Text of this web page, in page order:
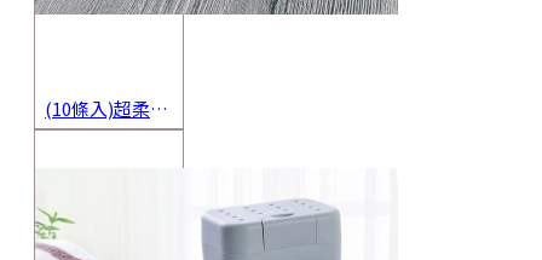
(10條入)超柔軟抹布 不沾油洗碗巾 多用途擦拭布